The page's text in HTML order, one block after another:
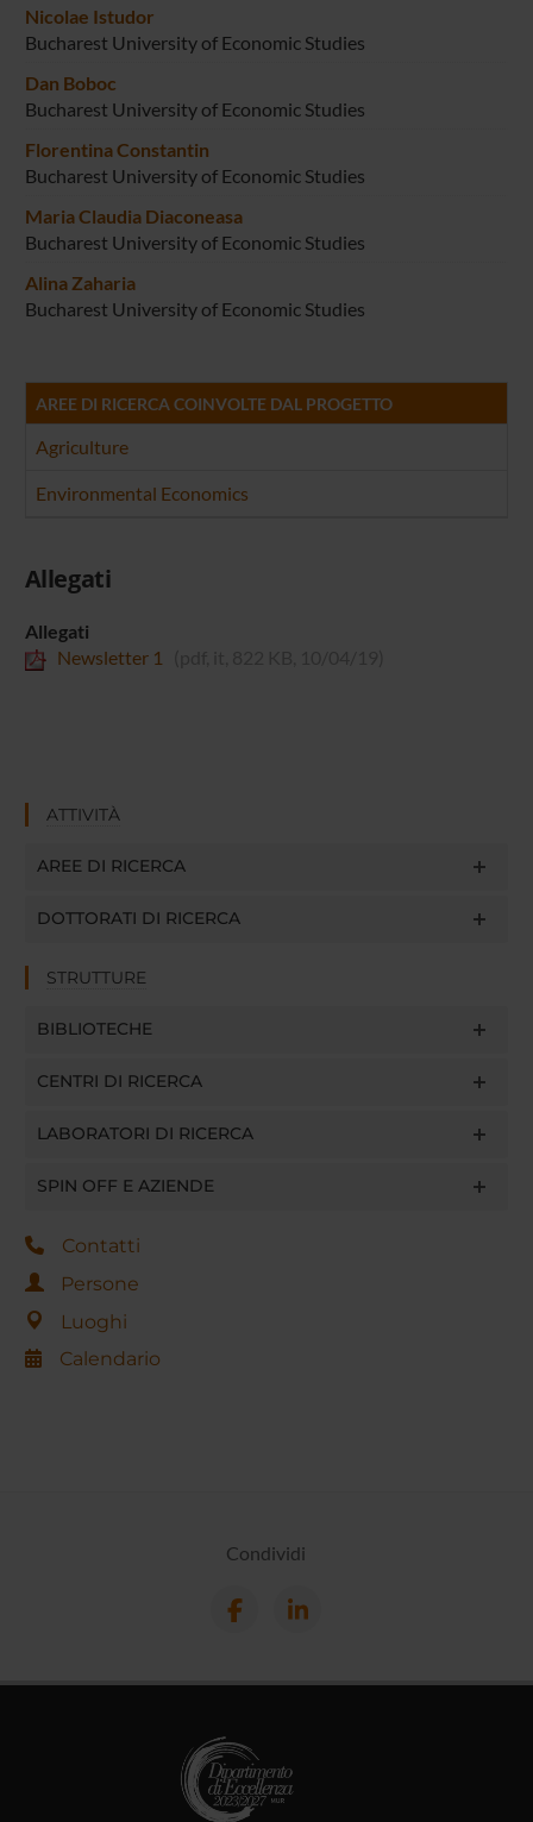
Nicolae Istudor
Bucharest University of Economic Studies
Dan Boboc
Bucharest University of Economic Studies
Florentina Constantin
Bucharest University of Economic Studies
Maria Claudia Diaconeasa
Bucharest University of Economic Studies
Alina Zaharia
Bucharest University of Economic Studies
AREE DI RICERCA COINVOLTE DAL PROGETTO
Agriculture
Environmental Economics
Allegati
Allegati
Newsletter 1
ATTIVITÀ
AREE DI RICERCA
DOTTORATI DI RICERCA
STRUTTURE
BIBLIOTECHE
CENTRI DI RICERCA
LABORATORI DI RICERCA
SPIN OFF E AZIENDE
Contatti
Persone
Luoghi
Calendario
Condividi